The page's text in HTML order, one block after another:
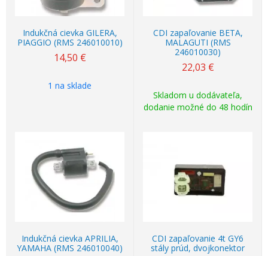
Indukčná cievka GILERA,
PIAGGIO (RMS 246010010)
14,50 €
1 na sklade
CDI zapaľovanie BETA,
MALAGUTI (RMS
246010030)
22,03 €
Skladom u dodávateľa,
dodanie možné do 48 hodín
Indukčná cievka APRILIA,
YAMAHA (RMS 246010040)
CDI zapaľovanie 4t GY6
stály prúd, dvojkonektor